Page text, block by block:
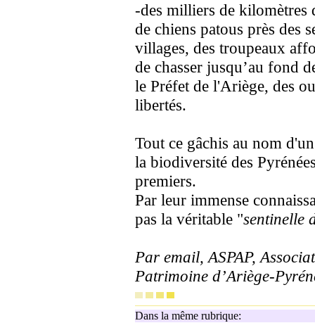
-des milliers de kilomètres
de chiens patous près des
villages, des troupeaux
de chasser jusqu’au fond
le Préfet de l'Ariège, des
libertés.
Tout ce gâchis au nom
la biodiversité des
premiers.
Par leur immense
pas la véritable "sentinelle
Par email, ASPAP,
Patrimoine d’Ariège-
Dans la même rubrique: